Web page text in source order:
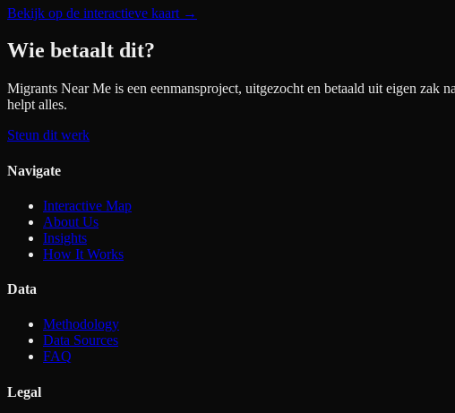
Bekijk op de interactieve kaart →
Wie betaalt dit?
Migrants Near Me is een eenmansproject, uitgezocht en betaald uit eigen zak
helpt alles.
Steun dit werk
Navigate
Interactive Map
About Us
Insights
How It Works
Data
Methodology
Data Sources
FAQ
Legal